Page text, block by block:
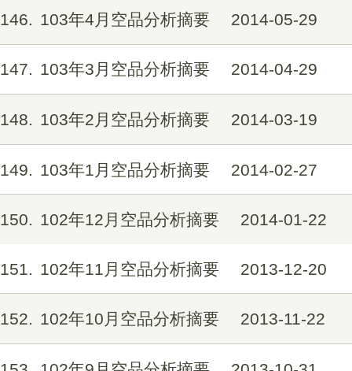
146 103年4月空品分析摘要 2014-05-29
147 103年3月空品分析摘要 2014-04-29
148 103年2月空品分析摘要 2014-03-19
149 103年1月空品分析摘要 2014-02-27
150 102年12月空品分析摘要 2014-01-22
151 102年11月空品分析摘要 2013-12-20
152 102年10月空品分析摘要 2013-11-22